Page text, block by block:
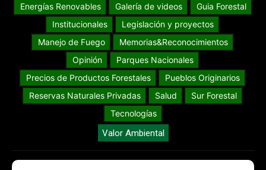
Energías Renovables
Galería de videos
Guia Forestal
Institucionales
Legislación y proyectos
Manejo de Fuego
Memorias&Reconocimientos
Opinión
Parques Nacionales
Precios de Productos Forestales
Pueblos Originarios
Reservas Naturales Privadas
Salud
Sur Forestal
Tecnologías
Valor Ambiental